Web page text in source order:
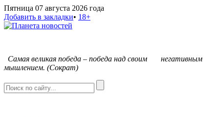
Пятница 07 августа 2026 года
Добавить в закладки• 18+
Самая великая победа – победа над своим негативным
мышлением. (Сократ)